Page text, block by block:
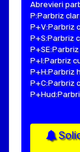
Abrevieri
P:Parbriz clar
P+V:Parbriz
P+S:Parbriz
P+I:Parbriz
P+H:Parbriz
P+C:Parbriz